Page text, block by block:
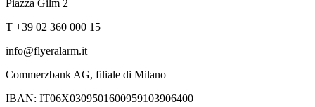
Piazza Gilm 2
T +39 02 360 000 15
info@flyeralarm.it
Commerzbank AG, filiale di Milano
IBAN: IT06X0309501600959103906400